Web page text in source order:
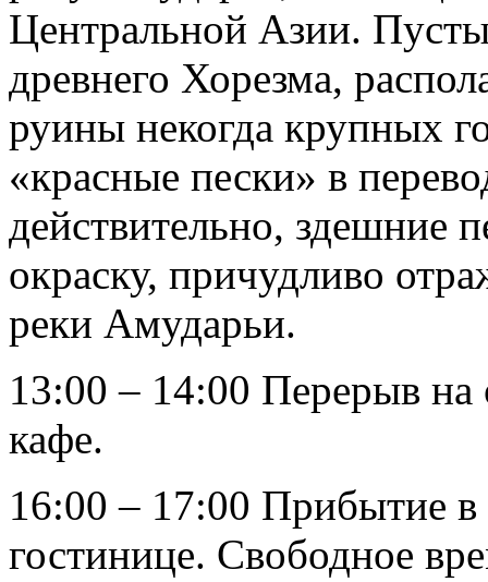
Центральной Азии.
древнего Хорезма,
руины некогда крупных
«красные пески» в
действительно, здешние
окраску, причудливо
реки Амударьи.
13:00 – 14:00 Перерыв
кафе.
16:00 – 17:00 Прибытие в
гостинице. Свободное